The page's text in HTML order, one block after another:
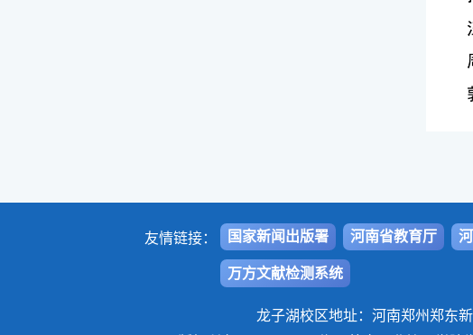
友情链接： 国家新闻出版署 河南省教育厅
万方文献检测系统
龙子湖校区地址：河南郑州郑